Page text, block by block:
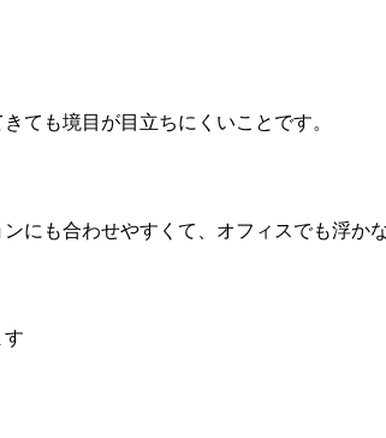
ても境目が目立ちにくいことです。
にも合わせやすくて、オフィスでも浮か
す